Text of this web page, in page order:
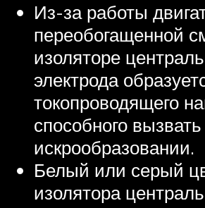
Из-за работы
переобогащенной
изоляторе
электрода
токопроводящего
способного
искрообразовании.
Белый или серый
изолятора